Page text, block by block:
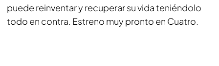
puede reinventar y recuperar su vida teniéndolo
todo en contra. Estreno muy pronto en Cuatro.